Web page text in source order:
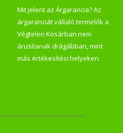
Mit jelent az Árgarancia? Az
árgaranciát vállaló termelők a
Végtelen Kosárban nem
árusítanak drágábban, mint
más értékesítési helyeken.